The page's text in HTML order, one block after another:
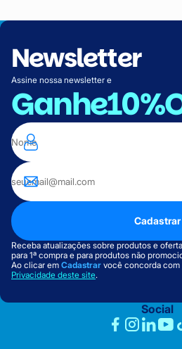
Newsletter
Assine nossa newsletter e
Ganhe
Cadastrar
Receba atualizações sobre produtos e
para 1ª compra e para produtos não
Ao clicar em Cadastrar você concorda com
Privacidade deste site.
Social